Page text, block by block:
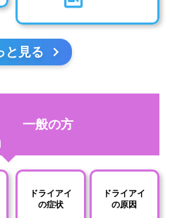
と見る
一般の方
ドライアイ
の症状
ドライアイ
の原因